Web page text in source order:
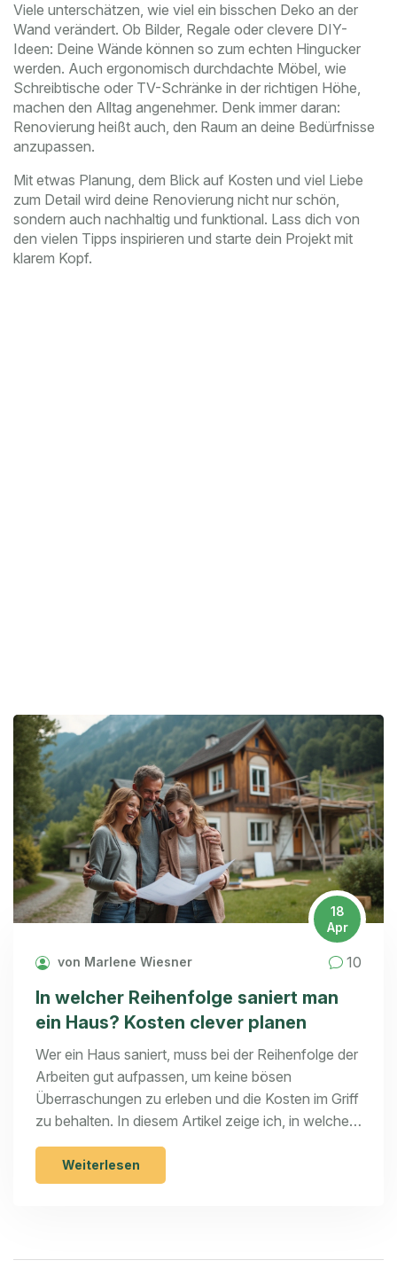
Viele unterschätzen, wie viel ein bisschen Deko an der
Wand verändert. Ob Bilder, Regale oder clevere DIY-
Ideen: Deine Wände können so zum echten Hingucker
werden. Auch ergonomisch durchdachte Möbel, wie
Schreibtische oder TV-Schränke in der richtigen Höhe,
machen den Alltag angenehmer. Denk immer daran:
Renovierung heißt auch, den Raum an deine Bedürfnisse
anzupassen.
Mit etwas Planung, dem Blick auf Kosten und viel Liebe
zum Detail wird deine Renovierung nicht nur schön,
sondern auch nachhaltig und funktional. Lass dich von
den vielen Tipps inspirieren und starte dein Projekt mit
klarem Kopf.
18
Apr
von Marlene Wiesner 10
In welcher Reihenfolge saniert man
ein Haus? Kosten clever planen
Wer ein Haus saniert, muss bei der Reihenfolge der
Arbeiten gut aufpassen, um keine bösen
Überraschungen zu erleben und die Kosten im Griff
zu behalten. In diesem Artikel zeige ich, in welcher
Reihenfolge die Sanierung sinnvoll ist und wie man
Kostenfallen vermeidet. Egal ob Dach, Fenster
oder Heizung – jedes Detail zählt und zahlt sich
Weiterlesen